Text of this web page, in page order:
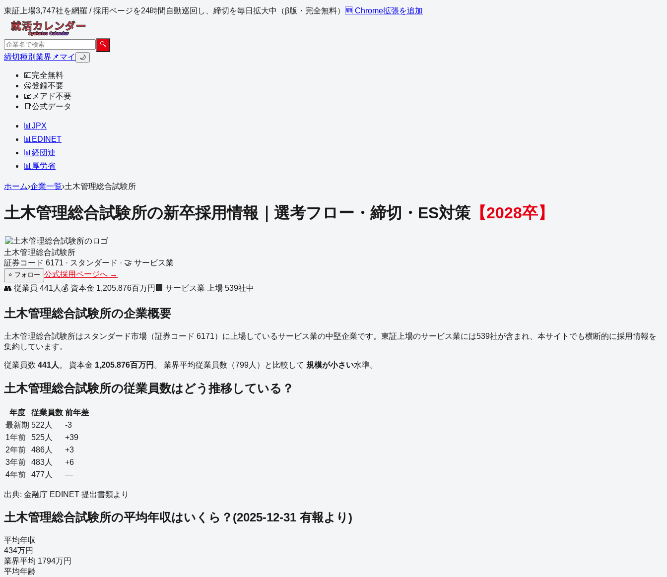
東証上場3,747社を網羅 / 採用ページを24時間自動巡回し、締切を毎日拡大中（β版・完全無料） 🆕 Chrome拡張を追加
🔍
締切種別 業界 📌マイ 🌙
💴完全無料
🙅登録不要
📧 メアド不要
📑公式データ
📊 JPX
📊 EDINET
📊 経団連
📊 厚労省
ホーム›企業一覧›土木管理総合試験所
土木管理総合試験所の新卒採用情報｜選考フロー・締切・ES対策 【2028卒】
土木管理総合試験所
証券コード 6171 · スタンダード · 🤝 サービス業
⭐ フォロー 公式採用ページへ →
👥 従業員 441 人 💰 資本金 1,205.876百万円 🏢 サービス業 上場 539社中
土木管理総合試験所の企業概要
土木管理総合試験所はスタンダード市場（証券コード 6171）に上場しているサービス業の中堅企業です。 東証上場のサービス業には539社が含まれ、本サイトでも横断的に採用情報を
集約しています。
従業員数 441人 。 資本金 1,205.876百万円 。 業界平均従業員数（799人）と比較して 規模が小さい水準。
土木管理総合試験所の従業員数はどう推移している？
年度 従業員数 前年差
最新期 522 人
-3
1年前
525人
+39
2年前
486人
+3
3年前
483人
+6
4年前
477 人 —
出典: 金融庁 EDINET 提出書類より
土木管理総合試験所の平均年収はいくら？ (2025-12-31 有報より)
平均年収
434万円
業界平均 1794万円
平均年齢